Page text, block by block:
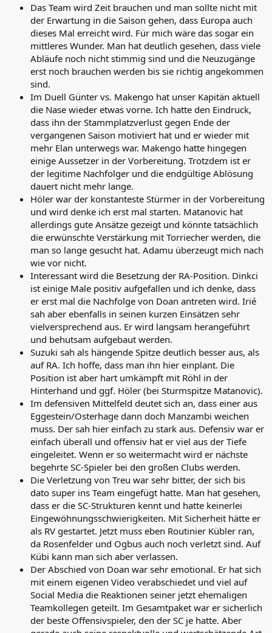
Das Team wird Zeit brauchen und man sollte nicht mit
der Erwartung in die Saison gehen, dass Europa auch
dieses Mal erreicht wird. Für mich wäre das sogar ein
mittleres Wunder. Man hat deutlich gesehen, dass viele
Abläufe noch nicht stimmig sind und die Neuzugänge
erst noch brauchen werden bis sie richtig angekommen
sind.
Im Duell Günter vs. Makengo hat unser Kapitän aktuell
die Nase wieder etwas vorne. Ich hatte den Eindruck,
dass ihn der Stammplatzverlust gegen Ende der
vergangenen Saison motiviert hat und er wieder mit
mehr Elan unterwegs war. Makengo hatte hingegen
einige Aussetzer in der Vorbereitung. Trotzdem ist er
der legitime Nachfolger und die endgültige Ablösung
dauert nicht mehr lange.
Höler war der konstanteste Stürmer in der Vorbereitung
und wird denke ich erst mal starten. Matanovic hat
allerdings gute Ansätze gezeigt und könnte tatsächlich
die erwünschte Verstärkung mit Torriecher werden, die
man so lange gesucht hat. Adamu überzeugt mich nach
wie vor nicht.
Interessant wird die Besetzung der RA-Position. Dinkci
ist einige Male positiv aufgefallen und ich denke, dass
er erst mal die Nachfolge von Doan antreten wird. Irié
sah aber ebenfalls in seinen kurzen Einsätzen sehr
vielversprechend aus. Er wird langsam herangeführt
und behutsam aufgebaut werden.
Suzuki sah als hängende Spitze deutlich besser aus, als
auf RA. Ich hoffe, dass man ihn hier einplant. Die
Position ist aber hart umkämpft mit Röhl in der
Hinterhand und ggf. Höler (bei Sturmspitze Matanovic).
Im defensiven Mittelfeld deutet sich an, dass einer aus
Eggestein/Osterhage dann doch Manzambi weichen
muss. Der sah hier einfach zu stark aus. Defensiv war er
einfach überall und offensiv hat er viel aus der Tiefe
eingeleitet. Wenn er so weitermacht wird er nächste
begehrte SC-Spieler bei den großen Clubs werden.
Die Verletzung von Treu war sehr bitter, der sich bis
dato super ins Team eingefügt hatte. Man hat gesehen,
dass er die SC-Strukturen kennt und hatte keinerlei
Eingewöhnungsschwierigkeiten. Mit Sicherheit hätte er
als RV gestartet. Jetzt muss eben Routinier Kübler ran,
da Rosenfelder und Ogbus auch noch verletzt sind. Auf
Kübi kann man sich aber verlassen.
Der Abschied von Doan war sehr emotional. Er hat sich
mit einem eigenen Video verabschiedet und viel auf
Social Media die Reaktionen seiner jetzt ehemaligen
Teamkollegen geteilt. Im Gesamtpaket war er sicherlich
der beste Offensivspieler, den der SC je hatte. Aber